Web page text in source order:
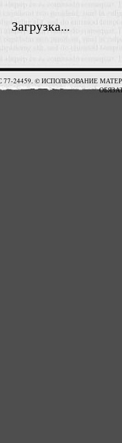
Загрузка...
77-24459. © ИСПОЛЬЗОВАНИЕ